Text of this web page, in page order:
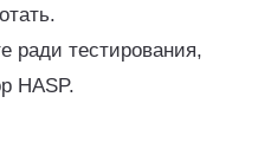
ради тестирования,
HASP.